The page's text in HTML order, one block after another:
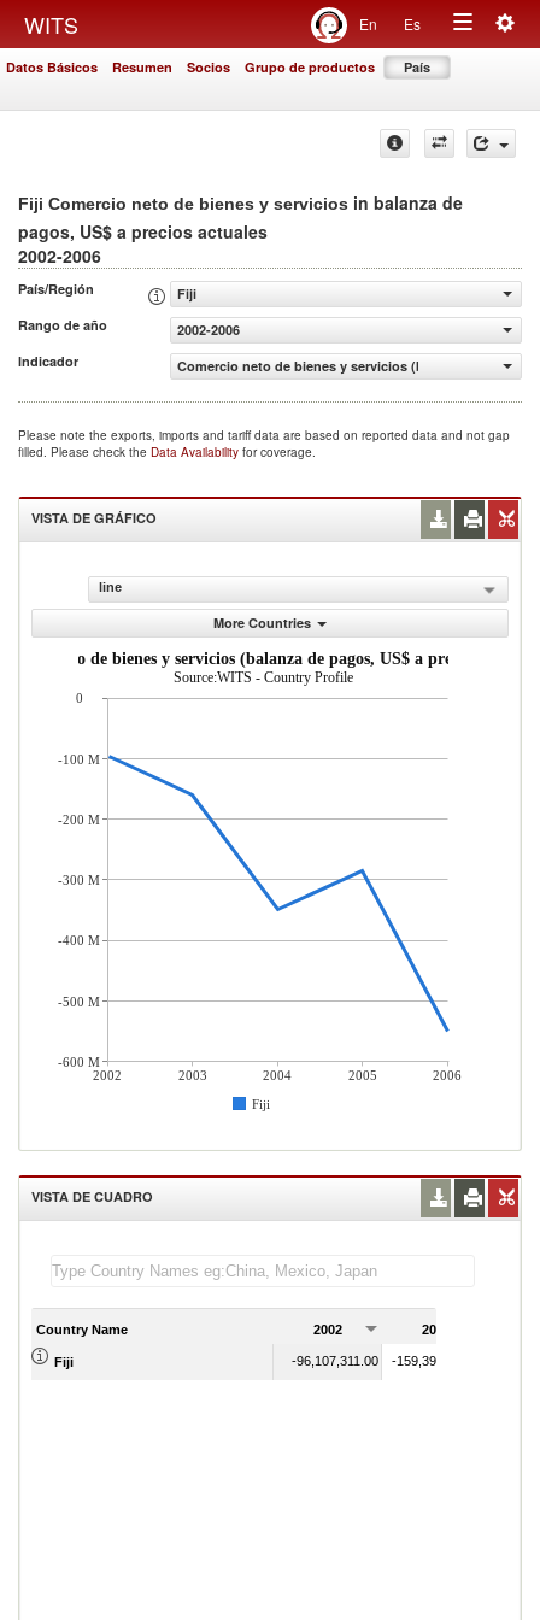
WITS En Es
Toggle
Datos Básicos Resumen Socios Grupo de productos País
Fiji Comercio neto de bienes y servicios in balanza de
pagos, US$ a precios actuales
2002-2006
País/Región
Fiji
Rango de año
2002-2006
Indicador
Comercio neto de bienes y servicios (balanza de pagos,
Please note the exports, imports and tariff data are based on reported data and not gap
filled. Please check the Data Availability for coverage.
VISTA DE GRÁFICO
line
More Countries
neto de bienes y servicios (balanza de pagos, US$ a precios
Source:WITS - Country Profile
2002 2003 2004 2005
2006
Fiji
0
-100 M
-200 M
-300 M
-400 M
-500 M
-600 M
VISTA DE CUADRO
Country Name 2002 2003
Fiji -96,107,311.00 -159,395,341.00